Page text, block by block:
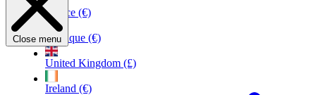
France (€)
Belgique (€)
United Kingdom (£)
Ireland (€)
Close menu